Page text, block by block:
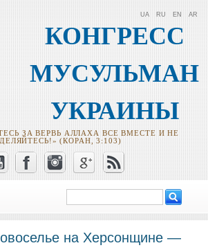
КОНГРЕСС
МУСУЛЬМАН
УКРАИНЫ
ЗА ВЕРВЬ АЛЛАХА ВСЕ ВМЕСТЕ И НЕ
(КОРАН, 3:103)
UA RU EN AR
Форма поиска
на Херсонщине —